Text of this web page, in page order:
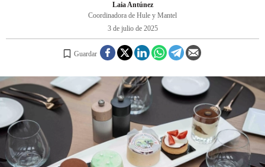
REGISTRO
INICIAR SESIÓN
Laia Antúnez
Coordinadora de Hule y Mantel
3 de julio de 2025
Guardar